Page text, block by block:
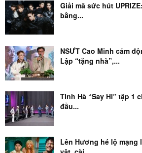
Giải mã sức hút
bằng...
NSƯT Cao Minh cảm
Lập “tặng nhà”,...
Tinh Hà “Say Hi” tập 1
đầu...
Lên Hương hé lộ mạng